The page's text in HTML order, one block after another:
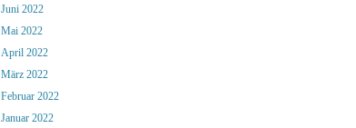
Juni 2022
Mai 2022
April 2022
März 2022
Februar 2022
Januar 2022